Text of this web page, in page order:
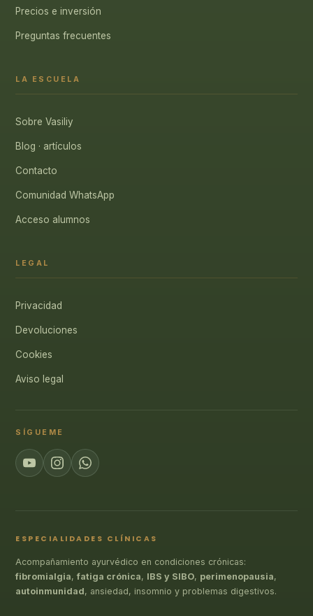
Precios e inversión
Preguntas frecuentes
LA ESCUELA
Sobre Vasiliy
Blog · artículos
Contacto
Comunidad WhatsApp
Acceso alumnos
LEGAL
Privacidad
Devoluciones
Cookies
Aviso legal
SÍGUEME
ESPECIALIDADES CLÍNICAS
Acompañamiento ayurvédico en condiciones crónicas:
fibromialgia,fatiga crónica, IBS y SIBO, perimenopausia,
autoinmunidad, ansiedad, insomnio y problemas digestivos.